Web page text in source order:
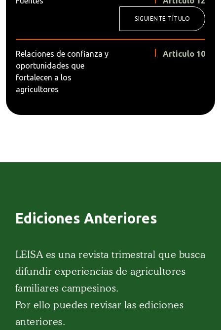
SIGUIENTE TÍTULO
Relaciones de confianza y
oportunidades que
fortalecen a los
agricultores
Articulo 10
Ediciones Anteriores
LEISA es una revista trimestral que busca
difundir experiencias de agricultores
familiares campesinos.
Por ello puedes revisar las ediciones
anteriores.